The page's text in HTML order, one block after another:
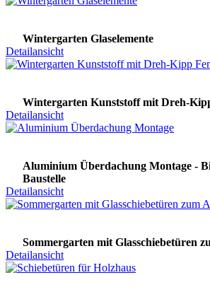
Wintergarten Glaselemente
Detailansicht
Wintergarten Kunststoff mit Dreh-
Detailansicht
Aluminium Überdachung Montage -
Baustelle
Detailansicht
Sommergarten mit Glasschiebetüren
Detailansicht